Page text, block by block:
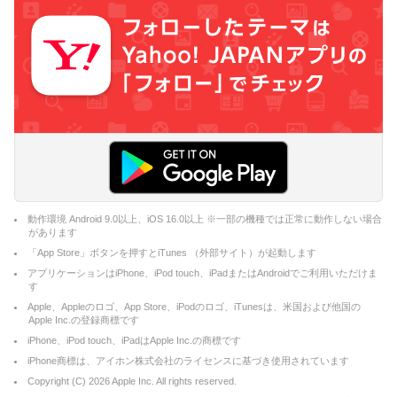
動作環境 Android 9.0以上、iOS 16.0以上 ※一部の機種では正常に動作しない場合
があります
「App Store」ボタンを押すとiTunes （外部サイト）が起動します
アプリケーションはiPhone、iPod touch、iPadまたはAndroidでご利用いただけま
す
Apple、Appleのロゴ、App Store、iPodのロゴ、iTunesは、米国および他国の
Apple Inc.の登録商標です
iPhone、iPod touch、iPadはApple Inc.の商標です
iPhone商標は、アイホン株式会社のライセンスに基づき使用されています
Copyright (C) 2026Apple Inc. All rights reserved.